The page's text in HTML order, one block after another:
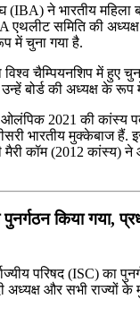
(IBA) ने भारतीय
एथलीट समिति की
में चुना गया है.
चैम्पियनशिप में हुए
बोर्ड की अध्यक्ष के रूप
ओलंपिक 2021 की कांस्य
भारतीय मुक्केबाज हैं.
कॉम (2012 कांस्य)
किया गया,
परिषद (ISC) का
अध्यक्ष और सभी राज्यों